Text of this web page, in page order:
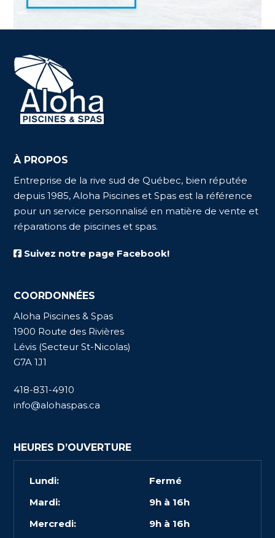
À PROPOS
Entreprise de la rive sud de Québec, bien réputée
depuis 1985, Aloha Piscines et Spas est la référence
pour un service personnalisé en matière de vente et
réparations de piscines et spas.
Suivez notre page Facebook!
COORDONNÉES
Aloha Piscines & Spas
1900 Route des Rivières
Lévis (Secteur St-Nicolas)
G7A 1J1
418-831-4910
info@alohaspas.ca
HEURES D’OUVERTURE
Lundi:
Fermé
Mardi:
9h à 16h
Mercredi:
9h à 16h